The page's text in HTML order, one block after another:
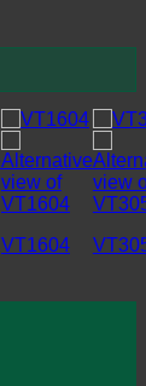
VT1604